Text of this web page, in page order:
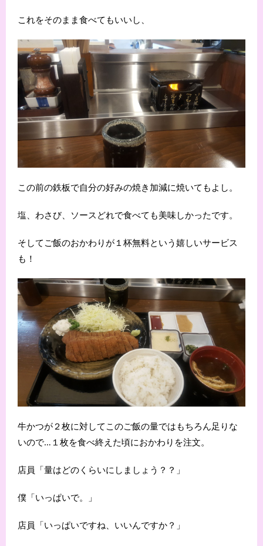
これをそのまま食べてもいいし、
この前の鉄板で自分の好みの焼き加減に焼いてもよし。
塩、わさび、ソースどれで食べても美味しかったです。
そしてご飯のおかわりが１杯無料という嬉しいサービス
も！
牛かつが２枚に対してこのご飯の量ではもちろん足りな
いので…１枚を食べ終えた頃におかわりを注文。
店員「量はどのくらいにしましょう？？」
僕「いっぱいで。」
店員「いっぱいですね、いいんですか？」